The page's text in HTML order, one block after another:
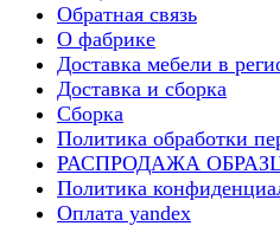
Обратная связь
О фабрике
Доставка мебели в
Доставка и сборка
Сборка
Политика обработки
РАСПРОДАЖА
Политика
Оплата yandex